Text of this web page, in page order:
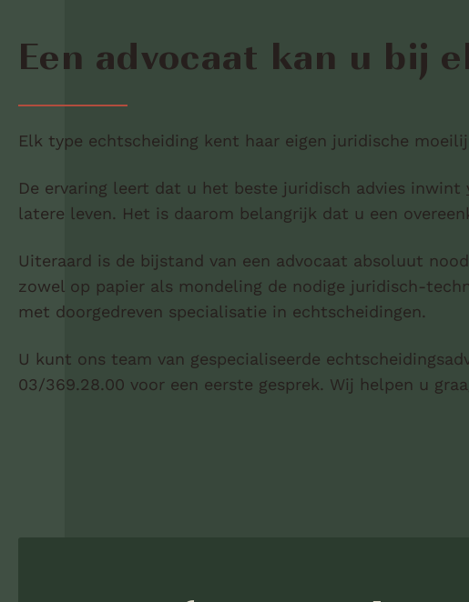
Een advocaat kan u bij
Elk type echtscheiding kent haar eigen juridische
De ervaring leert dat u het beste juridisch advies inwint
latere leven. Het is daarom belangrijk dat u een
Uiteraard is de bijstand van een advocaat absoluut
zowel op papier als mondeling de nodige juridisch-
met doorgedreven specialisatie in echtscheidingen.
U kunt ons team van gespecialiseerde
03/369.28.00 voor een eerste gesprek. Wij helpen u